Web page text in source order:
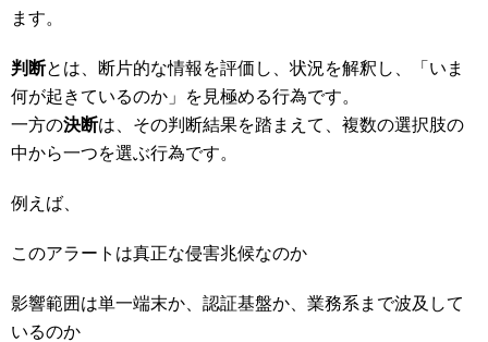
ます。
判断とは、断片的な情報を評価し、状況を解釈し、「いま
何が起きているのか」を見極める行為です。
一方の決断は、その判断結果を踏まえて、複数の選択肢の
中から一つを選ぶ行為です。
例えば、
このアラートは真正な侵害兆候なのか
影響範囲は単一端末か、認証基盤か、業務系まで波及して
いるのか